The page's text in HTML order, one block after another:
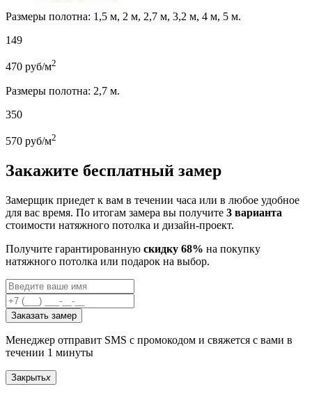
Размеры полотна: 1,5 м, 2 м, 2,7 м, 3,2 м, 4 м, 5 м.
149
470 руб/м2
Размеры полотна: 2,7 м.
350
570 руб/м2
Закажите бесплатный замер
Замерщик приедет к вам в течении часа или в любое удобное
для вас время. По итогам замера вы получите 3 варианта
стоимости натяжного потолка и дизайн-проект.
Получите гарантированную скидку 68% на покупку
натяжного потолка или подарок на выбор.
Заказать замер
Менеджер отправит SMS с промокодом и свяжется с вами в
течении 1 минуты
Закрытьx